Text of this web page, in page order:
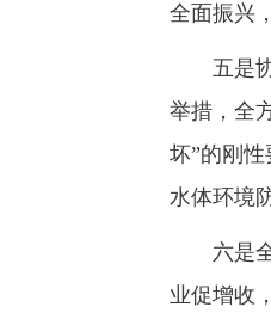
全面振兴
五是协
举措，全
坏”的刚
水体环境
六是全
业促增收